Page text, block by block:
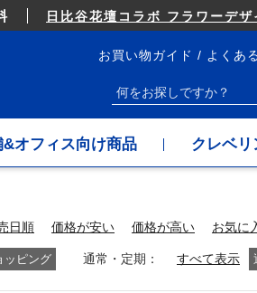
日比谷花壇コラボ フラワーデ
お買い物ガイド よくあ
&オフィス向け商品 クレベリ
日順 価格が安い 価格が高い お気に
ッピング 通常・定期 すべて表示